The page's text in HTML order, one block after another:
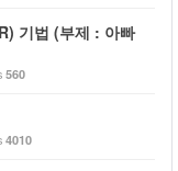
기법 (부제 : 아빠
560
4010